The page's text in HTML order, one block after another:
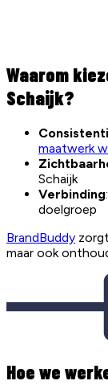
Waarom
Schaijk?
maatwerk
Schaijk
Verbinding
doelgroep
BrandBuddy
maar ook
Hoe we